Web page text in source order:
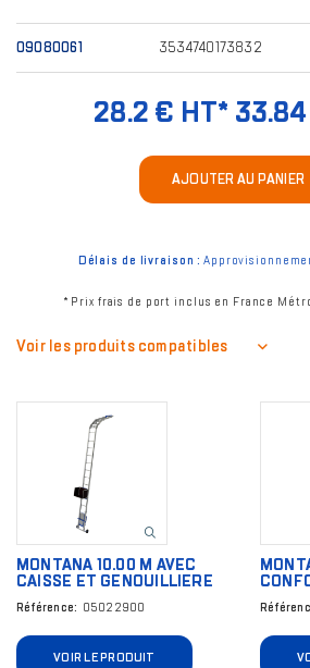
09080061 3534740173832
28.2 € HT*
AJOUTER AU PANIER
Délais de livraison :
* Prix frais de port inclus en France
Voir les produits compatibles
MONTANA 10.00 M AVEC
CAISSE ET GENOUILLIERE
Référence 05022900
VOIR LE PRODUIT